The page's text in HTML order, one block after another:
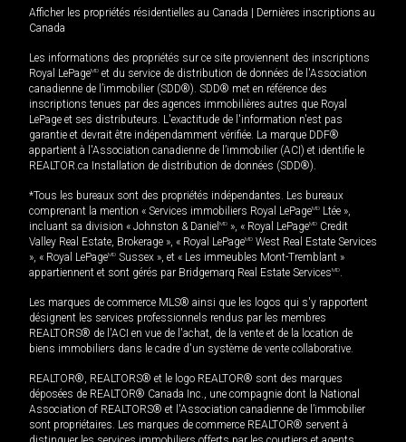
Afficher les propriétés résidentielles au Canada
Dernières inscriptions au
Canada
Les informations des propriétés sur ce site proviennent des inscriptions
Royal LePageMD et du service de distribution de données de l'Association
canadienne de l’immobilier (SDD®). SDD® met en référence des
inscriptions tenues par des agences immobilières autres que Royal
LePage et ses distributeurs. L'exactitude de l'information n'est pas
garantie et devrait être indépendamment vérifiée. La marque DDF®
appartient à l'Association canadienne de l’immobilier (ACI) et identifie le
REALTOR.ca Installation de distribution de données (SDD®).
*Tous les bureaux sont des propriétés indépendantes. Les bureaux
comprenant la mention « Services immobiliers Royal LePageMD Ltée »,
incluant sa division « Johnston & Daniel MD », « Royal LePageMD Credit
Valley Real Estate, Brokerage », « Royal LePageMD West Real Estate Services
», « Royal LePageMD Sussex », et « Les immeubles Mont-Tremblant »
appartiennent et sont gérés par Bridgemarq Real Estate ServicesMD.
Les marques de commerce MLS® ainsi que les logos qui s'y rapportent
désignent les services professionnels rendus par les membres
REALTORS® de l'ACI en vue de l'achat, de la vente et de la location de
biens immobiliers dans le cadre d'un système de vente collaborative.
REALTOR®, REALTORS® et le logo REALTOR® sont des marques
déposées de REALTOR® Canada Inc., une compagnie dont la National
Association of REALTORS® et l'Association canadienne de l’immobilier
sont propriétaires. Les marques de commerce REALTOR® servent à